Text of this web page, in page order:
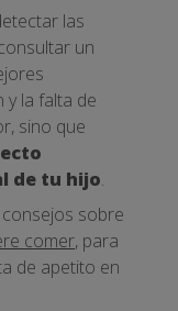
las
un
y la falta de
sino que
de tu hijo.
sobre
comer, para
de apetito en